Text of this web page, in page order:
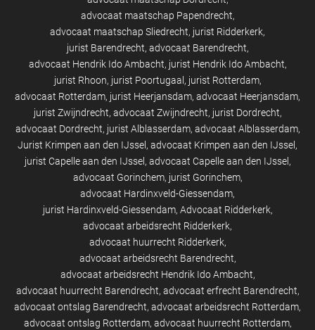
advocaat maatschap Papendrecht
advocaat maatschap Sliedrecht jurist Ridderkerk
jurist Barendrecht advocaat Barendrecht
advocaat Hendrik Ido Ambacht jurist Hendrik Ido Ambacht
jurist Rhoon jurist Poortugaal
jurist Rotterdam
advocaat Rotterdam jurist Heerjansdam advocaat Heerjansdam
jurist Zwijndrecht advocaat Zwijndrecht jurist Dordrecht
advocaat Dordrecht jurist Alblasserdam advocaat Alblasserdam
Jurist Krimpen aan den IJssel advocaat Krimpen aan den IJssel
jurist Capelle aan den IJssel advocaat Capelle aan den IJssel
advocaat Gorinchem jurist Gorinchem
advocaat Hardinxveld-Giessendam
jurist Hardinxveld-Giessendam Advocaat Ridderkerk
advocaat arbeidsrecht Ridderkerk
advocaat huurrecht Ridderkerk
advocaat arbeidsrecht Barendrecht
advocaat arbeidsrecht Hendrik Ido Ambacht
advocaat huurrecht Barendrecht advocaat erfrecht Barendrecht
advocaat ontslag Barendrecht advocaat arbeidsrecht Rotterdam
advocaat ontslag Rotterdam advocaat huurrecht Rotterdam